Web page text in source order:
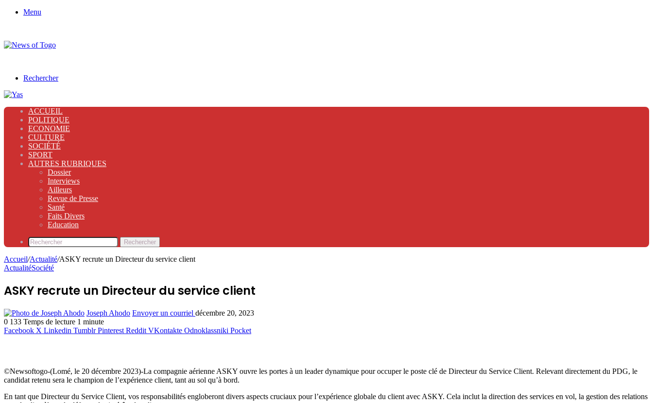
Menu
Rechercher
ACCUEIL
POLITIQUE
ECONOMIE
CULTURE
SOCIÉTÉ
SPORT
AUTRES RUBRIQUES
Dossier
Interviews
Ailleurs
Revue de Presse
Santé
Faits Divers
Education
Rechercher
Accueil/Actualité/ASKY recrute un Directeur du service client
ActualitéSociété
ASKY recrute un Directeur du service client
Joseph Ahodo Envoyer un courriel décembre 20, 2023
0 133 Temps de lecture 1 minute
Facebook X Linkedin Tumblr Pinterest Reddit VKontakte Odnoklassniki Pocket
©Newsoftogo-(Lomé, le 20 décembre 2023)-La compagnie aérienne ASKY ouvre les portes à un leader dynamique pour occuper le poste clé de Directeur du Service Client. Relevant directement du PDG, le
candidat retenu sera le champion de l’expérience client, tant au sol qu’à bord.
En tant que Directeur du Service Client, vos responsabilités engloberont divers aspects cruciaux pour l’expérience globale du client avec ASKY. Cela inclut la direction des services en vol, la gestion des relations